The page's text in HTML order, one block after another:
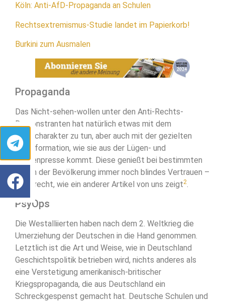
Köln: Anti-AfD-Propaganda an Schulen
Rechtsextremismus-Studie landet im Papierkorb!
Burkini zum Ausmalen
Propaganda
Das Nicht-sehen-wollen unter den Anti-Rechts-
Demonstranten hat natürlich etwas mit dem
Volkscharakter zu tun, aber auch mit der gezielten
Desinformation, wie sie aus der Lügen- und
Lückenpresse kommt. Diese genießt bei bestimmten
Teilen der Bevölkerung immer noch blindes Vertrauen –
zu Unrecht, wie ein anderer Artikel von uns zeigt2.
PsyOps
Die Westalliierten haben nach dem 2. Weltkrieg die
Umerziehung der Deutschen in die Hand genommen.
Letztlich ist die Art und Weise, wie in Deutschland
Geschichtspolitik betrieben wird, nichts anderes als
eine Verstetigung amerikanisch-britischer
Kriegspropaganda, die aus Deutschland ein
Schreckgespenst gemacht hat. Deutsche Schulen und